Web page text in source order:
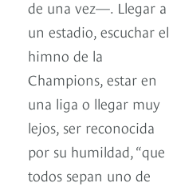
de una vez—. Llegar a
un estadio, escuchar el
himno de la
Champions, estar en
una liga o llegar muy
lejos, ser reconocida
por su humildad, “que
todos sepan uno de